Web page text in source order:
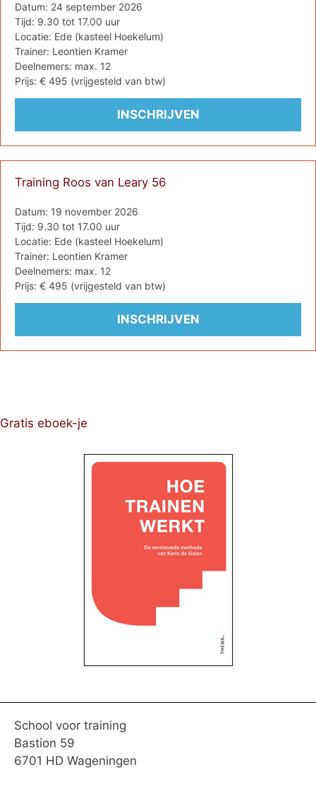
Datum: 24 september 2026
Tijd: 9.30 tot 17.00 uur
Locatie: Ede (kasteel Hoekelum)
Trainer: Leontien Kramer
Deelnemers: max. 12
Prijs: € 495 (vrijgesteld van btw)
Training Roos van Leary 56
Datum: 19 november 2026
Tijd: 9.30 tot 17.00 uur
Locatie: Ede (kasteel Hoekelum)
Trainer: Leontien Kramer
Deelnemers: max. 12
Prijs: € 495 (vrijgesteld van btw)
Gratis eboek-je
School voor training
Bastion 59
6701 HD Wageningen